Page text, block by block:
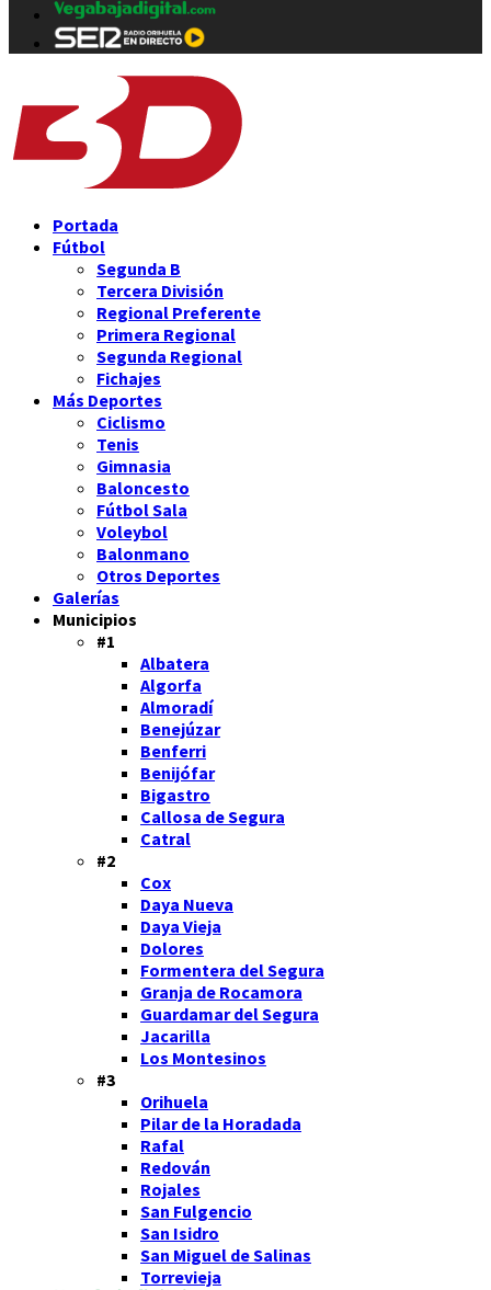
Portada
Fútbol
Segunda B
Tercera División
Regional Preferente
Primera Regional
Segunda Regional
Fichajes
Más Deportes
Ciclismo
Tenis
Gimnasia
Baloncesto
Fútbol Sala
Voleybol
Balonmano
Otros Deportes
Galerías
Municipios
#1
Albatera
Algorfa
Almoradí
Benejúzar
Benferri
Benijófar
Bigastro
Callosa de Segura
Catral
#2
Cox
Daya Nueva
Daya Vieja
Dolores
Formentera del Segura
Granja de Rocamora
Guardamar del Segura
Jacarilla
Los Montesinos
#3
Orihuela
Pilar de la Horadada
Rafal
Redován
Rojales
San Fulgencio
San Isidro
San Miguel de Salinas
Torrevieja